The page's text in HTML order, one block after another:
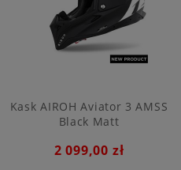
Kask AIROH Aviator 3 AMSS
Black Matt
2 099,00 zł